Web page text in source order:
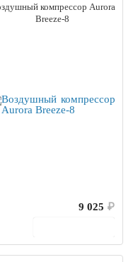
компрессор Aurora
Breeze-8
9 025 ₽